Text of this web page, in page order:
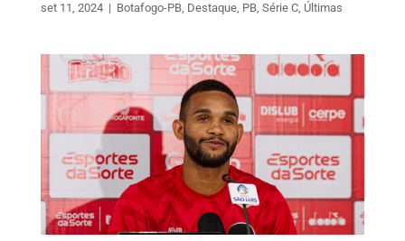
set 11, 2024 | Botafogo-PB, Destaque, PB, Série C, Últimas